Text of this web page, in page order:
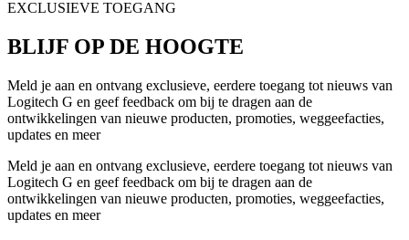
EXCLUSIEVE TOEGANG
BLIJF OP DE HOOGTE
Meld je aan en ontvang exclusieve, eerdere toegang tot nieuws van
Logitech G en geef feedback om bij te dragen aan de
ontwikkelingen van nieuwe producten, promoties, weggeefacties,
updates en meer
Meld je aan en ontvang exclusieve, eerdere toegang tot nieuws van
Logitech G en geef feedback om bij te dragen aan de
ontwikkelingen van nieuwe producten, promoties, weggeefacties,
updates en meer